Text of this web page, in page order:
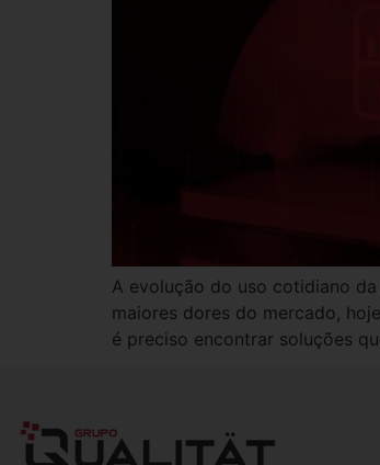
A evolução do uso cotidiano
maiores dores do mercado,
é preciso encontrar soluções